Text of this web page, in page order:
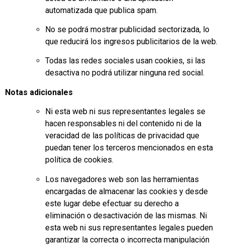
automatizada que publica spam.
No se podrá mostrar publicidad sectorizada, lo
que reducirá los ingresos publicitarios de la web.
Todas las redes sociales usan cookies, si las
desactiva no podrá utilizar ninguna red social.
Notas adicionales
Ni esta web ni sus representantes legales se
hacen responsables ni del contenido ni de la
veracidad de las políticas de privacidad que
puedan tener los terceros mencionados en esta
política de cookies.
Los navegadores web son las herramientas
encargadas de almacenar las cookies y desde
este lugar debe efectuar su derecho a
eliminación o desactivación de las mismas. Ni
esta web ni sus representantes legales pueden
garantizar la correcta o incorrecta manipulación